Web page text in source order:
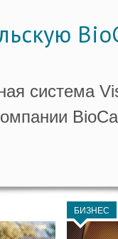
система
БИЗНЕС